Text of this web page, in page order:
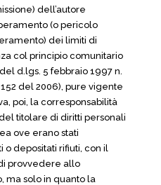
dell’autore
(o pericolo
dei limiti di
col principio comunitario
del d.lgs. 5 febbraio 1997 n.
del 2006), pure vigente
poi, la corresponsabilità
titolare di diritti personali
ove erano stati
o depositati rifiuti, con il
provvedere allo
ma solo in quanto la